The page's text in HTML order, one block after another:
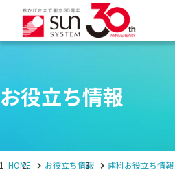
お役立ち情報
HOME お役立ち情報 歯科お役立ち情報